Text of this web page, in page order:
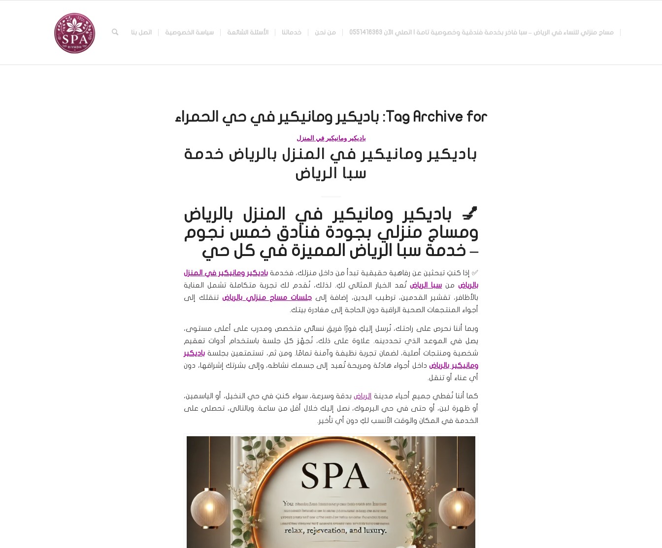
مساج منزلي للنساء في الرياض – سبا فاخر بخدمة فندقية وخصوصية تامة | اتصلي الآن 0551416363 من نحن خدماتنا الأسئلة الشائعة سياسة الخصوصية اتصل بنا
Tag Archive for: باديكير ومانيكير في حي الحمراء
باديكير ومانيكير في المنزل
باديكير ومانيكير في المنزل بالرياض خدمة
سبا الرياض
💅 باديكير ومانيكير في المنزل بالرياض
ومساج منزلي بجودة فنادق خمس نجوم
– خدمة سبا الرياض المميزة في كل حي
✅ إذا كنتِ تبحثين عن رفاهية حقيقية تبدأ من داخل منزلك، فخدمة باديكير ومانيكير في المنزل
بالرياضمن سبا الرياضتُعد الخيار المثالي لكِ. لذلك، نُقدم لك تجربة متكاملة تشمل العناية
بالأظافر، تقشير القدمين، ترطيب اليدين، إضافة إلىجلسات مساج منزلي بالرياض تنقلك إلى
أجواء المنتجعات الصحية الراقية دون الحاجة إلى مغادرة بيتك.
وبما أننا نحرص على راحتك، نُرسل إليكِ فورًا فريق نسائي متخصص ومدرب على أعلى مستوى،
يصل في الموعد الذي تحددينه. علاوة على ذلك، نُجهّز كل جلسة باستخدام أدوات تعقيم
شخصية ومنتجات أصلية، لضمان تجربة نظيفة وآمنة تمامًا. ومن ثم، تستمتعين بجلسة باديكير
ومانيكير بالرياضداخل أجواء هادئة ومريحة تُعيد إلى جسمك نشاطه، وإلى بشرتك إشراقها، دون
أي عناء أو تنقل.
كما أننا نُغطي جميع أحياء مدينة الرياضبدقة وسرعة، سواء كنتِ في حي النخيل، أو الياسمين،
أو ظهرة لبن، أو حتى في حي اليرموك، نصل إليك خلال أقل من ساعة. وبالتالي، تحصلي على
الخدمة في المكان والوقت الأنسب لكِ دون أي تأخير.